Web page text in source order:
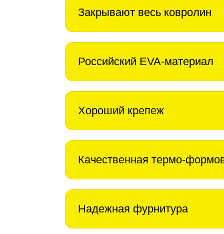
Закрывают весь ковролин
Российский EVA-материал
Хороший крепеж
Качественная термо-
Надежная фурнитура